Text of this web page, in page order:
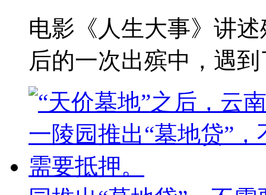
电影《人生大事》讲
后的一次出殡中，遇